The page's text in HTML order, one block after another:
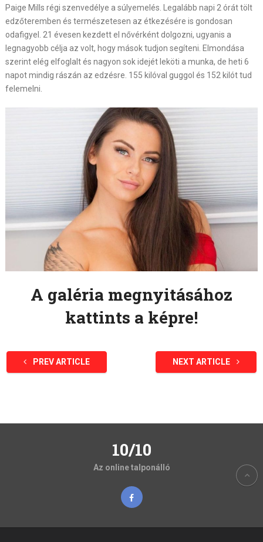
Paige Mills régi szenvedélye a súlyemelés. Legalább napi 2 órát tölt
edzőteremben és természetesen az étkezésére is gondosan
odafigyel. 21 évesen kezdett el nővérként dolgozni, ugyanis a
legnagyobb célja az volt, hogy mások tudjon segíteni. Elmondása
szerint elég elfoglalt és nagyon sok idejét leköti a munka, de heti 6
napot mindig rászán az edzésre. 155 kilóval guggol és 152 kilót tud
felemelni.
A galéria megnyitásához
kattints a képre!
PREV ARTICLE NEXT ARTICLE
10/10
Az online talponálló